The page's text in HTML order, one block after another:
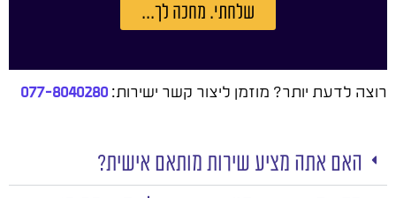
שלחתי. מחכה לך...
רוצה לדעת יותר? מוזמן ליצור קשר ישירות:077-8040280
האם אתה מציע שירות מותאם אישית?